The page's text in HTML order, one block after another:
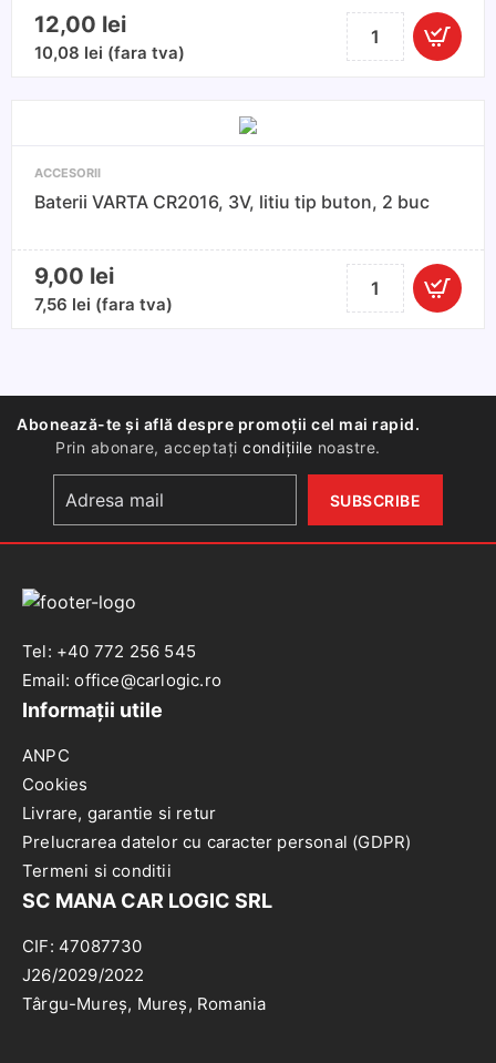
Soclu
metalic
12,00 lei
10,08 lei (fara tva)
Cantitate
Baterii
buc
ACCESORII
Baterii VARTA CR2016, 3V, litiu tip buton, 2 buc
9,00 lei
7,56 lei (fara tva)
Cantitate
Baterii
tip
2
Abonează-te și află despre promoții cel mai rapid.
Prin abonare, acceptațicondițiile noastre.
Tel: +40 772 256 545
Email: office@carlogic.ro
Informații utile
ANPC
Cookies
Livrare, garantie si retur
Prelucrarea datelor cu caracter personal (GDPR)
Termeni si conditii
SC MANA CAR LOGIC SRL
CIF: 47087730
J26/2029/2022
Târgu-Mureș, Mureș, Romania